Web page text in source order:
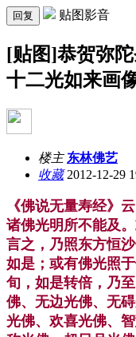
回复 贴图影音
[贴图]恭贺弥
十二光如来画
楼主 东林佛艺
收藏2012-12-29
《佛说无量寿经》
诸佛光明所不能及
言之，乃照东方恒
如是；或有佛光照
旬，如是转倍，乃
佛、无边光佛、无
光佛、欢喜光佛、